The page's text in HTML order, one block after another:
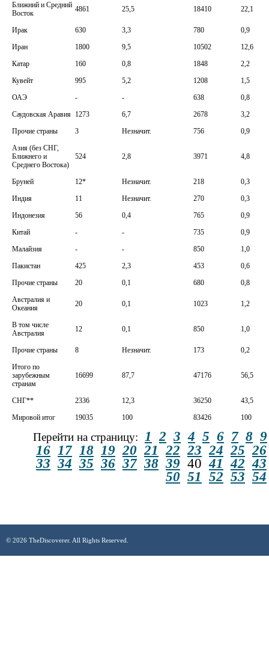
Ближний и Средний
Восток
4861 25,5 18410 22,1
Ирак 630 3,3 780
0,9
Иран
1800 9,5 10502
12,6
Катар
160 0,8 1848
2,2
Кувейт
995 5,2 1208
1,5
ОАЭ
- - 638
0,8
Саудовская Аравия 1273 6,7 2678
3,2
Прочие страны
3 Незначит. 756
0,9
Азия (без СНГ,
Ближнего и
Среднего Востока)
524 2,8 3971 4,8
Бруней 12* Незначит. 218
0,3
Индия
11 Незначит. 270
0,3
Индонезия
56 0,4 765
0,9
Китай
- - 735
0,9
Малайзия
- - 850
1,0
Пакистан
425 2,3 453
0,6
Прочие страны
20 0,1 680
0,8
Австралия и
Океания
20 0,1 1023 1,2
В том числе
Австралия
12 0,1 850 1,0
Прочие страны 8 Незначит. 173
0,2
Итого по
зарубежным
странам
16699 87,7 47176 56,5
СНГ** 2336 12,3 36250
43,5
Мировой итог
19035 100 83426 100
Перейти на страницу: 1 2 3 4 5 6 7 8 9
16 17 18 19 20 21 22 23 24 25 26
33 34 35 36 37 38 39 40 41 42 43
50 51 52 53 54
© 2026 TheDiscoverer. All Rights Reserved.